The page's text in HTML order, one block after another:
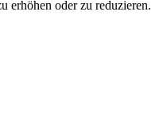
erhöhen oder zu reduzieren.